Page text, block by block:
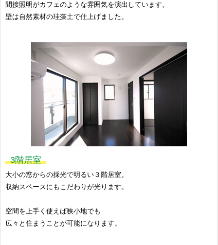
間接照明がカフェのような雰囲気を演出しています。
壁は自然素材の珪藻土で仕上げました。
3階居室
大小の窓からの採光で明るい３階居室。
収納スペースにもこだわりが光ります。
空間を上手く使えば狭小地でも
広々と住まうことが可能になります。